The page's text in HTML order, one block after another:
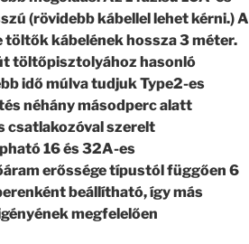
(rövidebb kábellel lehet kérni.) A
kábelének hossza 3 méter.
töltőpisztolyához hasonló
idő múlva tudjuk Type2-es
néhány másodperc alatt
csatlakozóval szerelt
16 és 32A-es
erőssége típustól függően 6
beállítható, így más
megfelelően